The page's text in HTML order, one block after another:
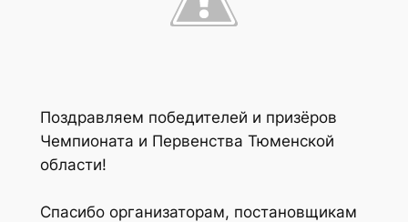
Поздравляем победителей и призёров
Чемпионата и Первенства Тюменской
области!
Спасибо организаторам, постановщикам